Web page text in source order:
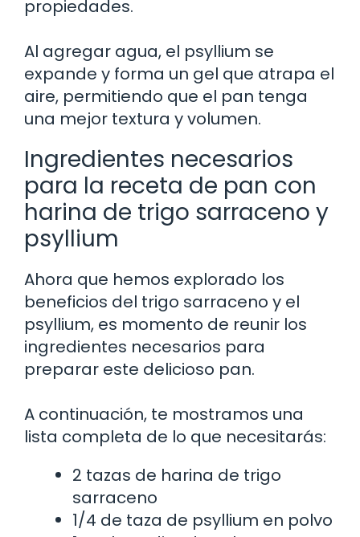
propiedades.
Al agregar agua, el psyllium se
expande y forma un gel que atrapa el
aire, permitiendo que el pan tenga
una mejor textura y volumen.
Ingredientes necesarios
para la receta de pan con
harina de trigo sarraceno y
psyllium
Ahora que hemos explorado los
beneficios del trigo sarraceno y el
psyllium, es momento de reunir los
ingredientes necesarios para
preparar este delicioso pan.
A continuación, te mostramos una
lista completa de lo que necesitarás:
2 tazas de harina de trigo
sarraceno
1/4 de taza de psyllium en polvo